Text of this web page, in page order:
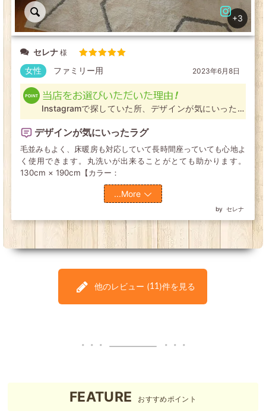
+3
セレナ
2023年6月8日
セレナ
女性 ファミリー用
Instagramで探していた所、デザインが気にいったラ
グが見つかったため(他店にないデザインだった)
デザインが気にいったラグ
毛並みもよく、床暖房も対応していて長時間座っていても心地よ
く使用できます。丸洗いが出来ることがとても助かります。
130cm × 190cm【カラー：
...More
他のレビュー (11 )件を見る
FEATURE おすすめポイント